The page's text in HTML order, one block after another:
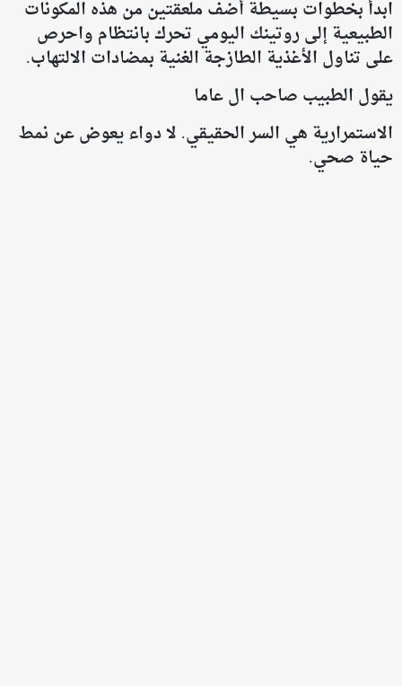
ابدأ بخطوات بسيطة أضف ملعقتين من هذه المكونات
الطبيعية إلى روتينك اليومي تحرك بانتظام واحرص
على تناول الأغذية الطازجة الغنية بمضادات الالتهاب.
يقول الطبيب صاحب ال عاما
الاستمرارية هي السر الحقيقي. لا دواء يعوض عن نمط
حياة صحي.